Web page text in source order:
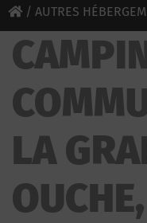
/ AUTRES
LA GRANDE OUCHE
LA